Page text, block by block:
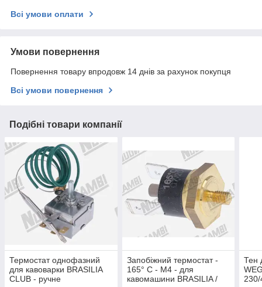
Всі умови оплати
Умови повернення
Повернення товару впродовж 14 днів за рахунок покупця
Всі умови повернення
Подібні товари компанії
Термостат однофазний
для кавоварки BRASILIA
CLUB - ручне
Запобіжний термостат -
165° C - M4 - для
кавомашини BRASILIA /
Тен
230/